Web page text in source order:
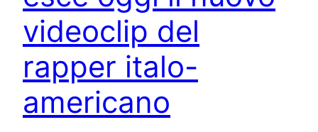
videoclip del
rapper italo-
americano